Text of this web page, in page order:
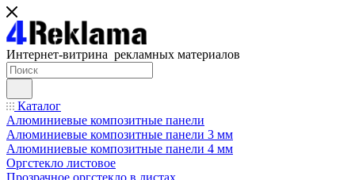
Интернет-витрина рекламных материалов
Каталог
Алюминиевые композитные панели
Алюминиевые композитные панели 3 мм
Алюминиевые композитные панели 4 мм
Оргстекло листовое
Прозрачное оргстекло в листах